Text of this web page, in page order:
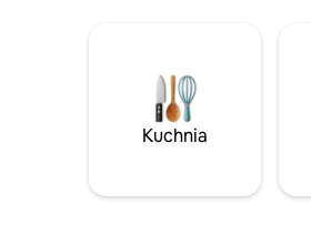
Kuchnia